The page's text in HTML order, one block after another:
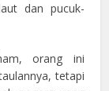
dan pucuk-
orang ini
tetapi